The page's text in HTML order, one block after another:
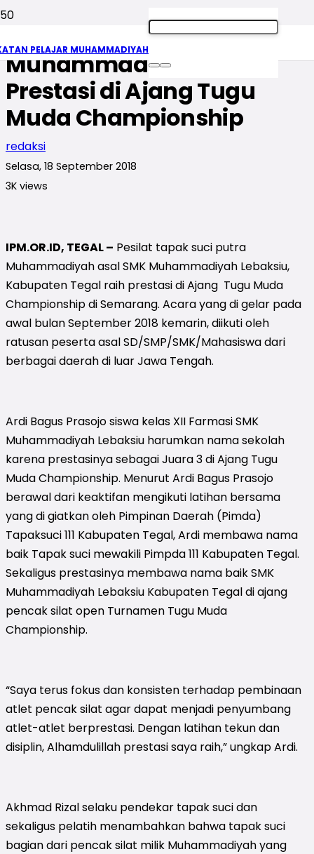
PELAJAR MUHAMMADIYAH
Pesilat Tapak Suci
Muhammadiyah Raih
Prestasi di Ajang Tugu
Muda Championship
redaksi
Selasa, 18 September 2018
3K views
IPM.OR.ID, TEGAL – Pesilat tapak suci putra
Muhammadiyah asal SMK Muhammadiyah Lebaksiu,
Kabupaten Tegal raih prestasi di Ajang Tugu Muda
Championship di Semarang. Acara yang di gelar pada
awal bulan September 2018 kemarin, diikuti oleh
ratusan peserta asal SD/SMP/SMK/Mahasiswa dari
berbagai daerah di luar Jawa Tengah.
Ardi Bagus Prasojo siswa kelas XII Farmasi SMK
Muhammadiyah Lebaksiu harumkan nama sekolah
karena prestasinya sebagai Juara 3 di Ajang Tugu
Muda Championship. Menurut Ardi Bagus Prasojo
berawal dari keaktifan mengikuti latihan bersama
yang di giatkan oleh Pimpinan Daerah (Pimda)
Tapaksuci 111 Kabupaten Tegal, Ardi membawa nama
baik Tapak suci mewakili Pimpda 111 Kabupaten Tegal.
Sekaligus prestasinya membawa nama baik SMK
Muhammadiyah Lebaksiu Kabupaten Tegal di ajang
pencak silat open Turnamen Tugu Muda
Championship.
“Saya terus fokus dan konsisten terhadap pembinaan
atlet pencak silat agar dapat menjadi penyumbang
atlet-atlet berprestasi. Dengan latihan tekun dan
disiplin, Alhamdulillah prestasi saya raih,” ungkap Ardi.
Akhmad Rizal selaku pendekar tapak suci dan
sekaligus pelatih menambahkan bahwa tapak suci
bagian dari pencak silat milik Muhammadiyah yang